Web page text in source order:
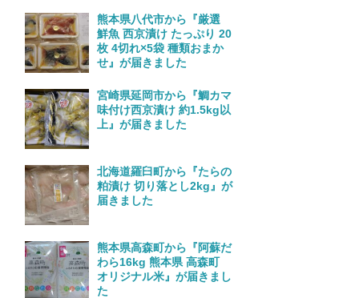
熊本県八代市から『厳選
鮮魚 西京漬け たっぷり 20
枚 4切れ×5袋 種類おまか
せ』が届きました
宮崎県延岡市から『鯛カマ
味付け西京漬け 約1.5kg以
上』が届きました
北海道羅臼町から『たらの
粕漬け 切り落とし2kg』が
届きました
熊本県高森町から『阿蘇だ
わら16kg 熊本県 高森町
オリジナル米』が届きまし
た